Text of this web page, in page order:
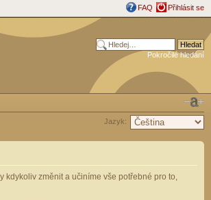
FAQ Přihlásit se
Pokročilé hledání
Jazyk:
změnit a učiníme vše potřebné pro to,